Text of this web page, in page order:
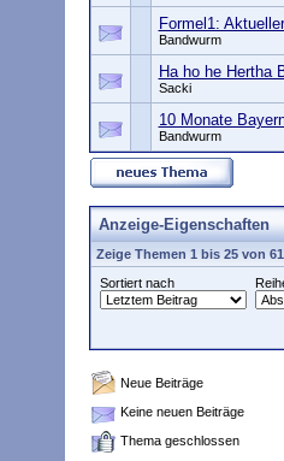
Formel1:
Bandwurm
Ha ho he Hertha
Sacki
10 Monate
Bandwurm
Anzeige-Eigenschaften
Zeige Themen 1 bis 25 von
Sortiert nach
Neue Beiträge
Keine neuen Beiträge
Thema geschlossen